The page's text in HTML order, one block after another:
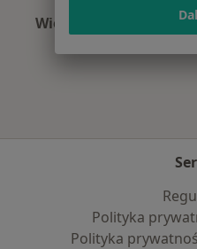
Więcej (3)
Polityka
Polityka